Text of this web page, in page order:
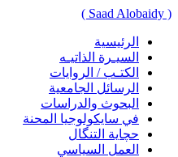
( Saad Alobaidy )
الرئيسية
السيـرة الذاتيـه
الكتـب / الروايات
الرسائل الجامعية
البحوث والدراسات
في سايكولوجيا المحنة
حچاية التنگال
العمل السياسي